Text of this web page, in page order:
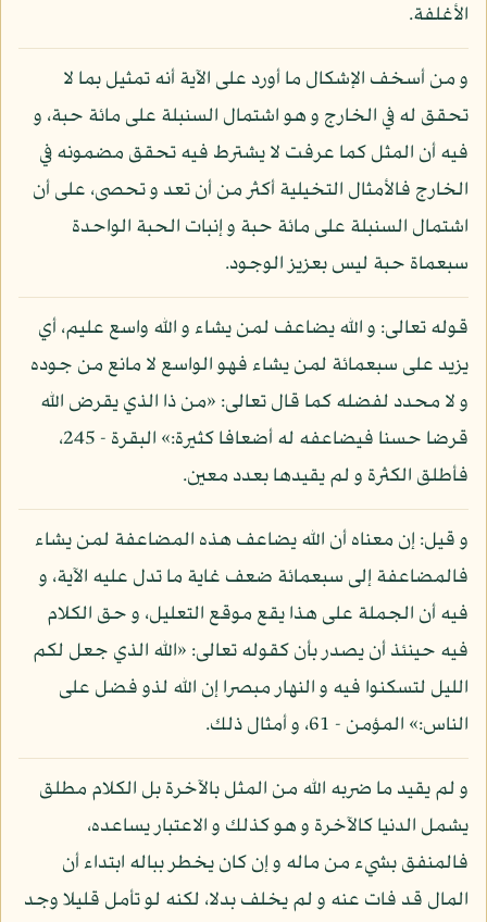
الأغلفة.
و من أسخف الإشكال ما أورد على الآية أنه تمثيل بما لا
تحقق له في الخارج و هو اشتمال السنبلة على مائة حبة، و
فيه أن المثل كما عرفت لا يشترط فيه تحقق مضمونه في
الخارج فالأمثال التخيلية أكثر من أن تعد و تحصى، على أن
اشتمال السنبلة على مائة حبة و إنبات الحبة الواحدة
سبعماة حبة ليس بعزيز الوجود.
قوله تعالى: و الله يضاعف لمن يشاء و الله واسع عليم، أي
يزيد على سبعمائة لمن يشاء فهو الواسع لا مانع من جوده
و لا محدد لفضله كما قال تعالى: «من ذا الذي يقرض الله
قرضا حسنا فيضاعفه له أضعافا كثيرة:» البقرة - 245،
فأطلق الكثرة و لم يقيدها بعدد معين.
و قيل: إن معناه أن الله يضاعف هذه المضاعفة لمن يشاء
فالمضاعفة إلى سبعمائة ضعف غاية ما تدل عليه الآية، و
فيه أن الجملة على هذا يقع موقع التعليل، و حق الكلام
فيه حينئذ أن يصدر بأن كقوله تعالى: «الله الذي جعل لكم
الليل لتسكنوا فيه و النهار مبصرا إن الله لذو فضل على
الناس:» المؤمن - 61، و أمثال ذلك.
و لم يقيد ما ضربه الله من المثل بالآخرة بل الكلام مطلق
يشمل الدنيا كالآخرة و هو كذلك و الاعتبار يساعده،
فالمنفق بشيء من ماله و إن كان يخطر بباله ابتداء أن
المال قد فات عنه و لم يخلف بدلا، لكنه لو تأمل قليلا وجد